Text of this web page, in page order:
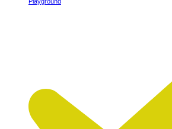
Playground